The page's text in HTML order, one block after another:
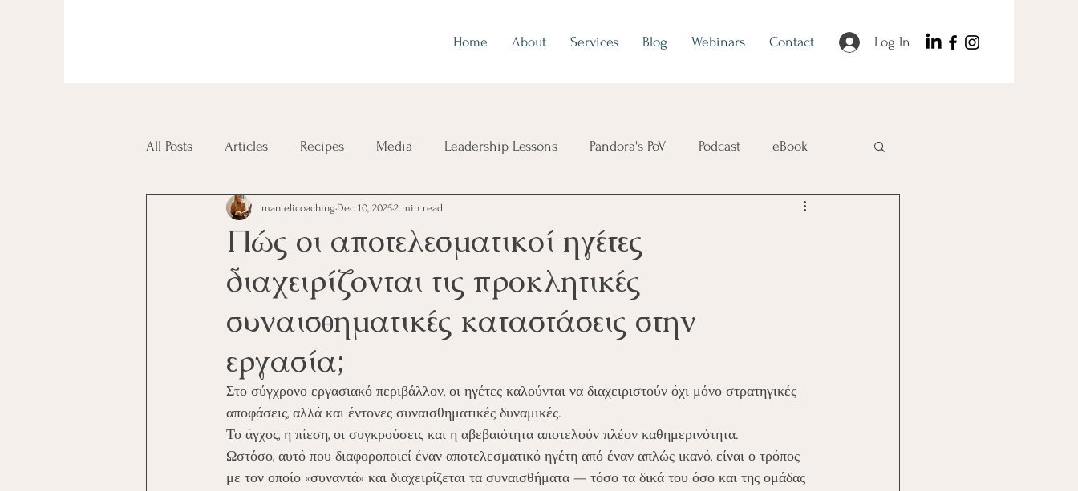
Home About Services Blog Webinars Contact Log In
All Posts Articles Recipes Media Leadership Lessons Pandora's PoV Podcast eBook
Diplomas and Certificates
Πώς οι αποτελεσματικοί ηγέτες
διαχειρίζονται τις προκλητικές
συναισθηματικές καταστάσεις στην
εργασία;
mantelicoaching Dec 10, 20252 min read
Στο σύγχρονο εργασιακό περιβάλλον, οι ηγέτες καλούνται να διαχειριστούν όχι μόνο στρατηγικές
αποφάσεις, αλλά και έντονες συναισθηματικές δυναμικές.
Το άγχος, η πίεση, οι συγκρούσεις και η αβεβαιότητα αποτελούν πλέον καθημερινότητα.
Ωστόσο, αυτό που διαφοροποιεί έναν αποτελεσματικό ηγέτη από έναν απλώς ικανό, είναι ο τρόπος
με τον οποίο «συναντά» και διαχειρίζεται τα συναισθήματα — τόσο τα δικά του όσο και της ομάδας